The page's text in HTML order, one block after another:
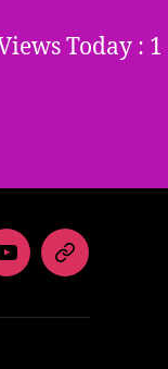
Today : 1
ThienHaDeNhat
VideoChanel